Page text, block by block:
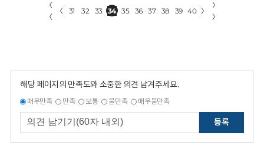
〈
〈
〈 31 32 33 34 35 36 37 38 39 40 〉
〉
〉
해당 페이지의 만족도와 소중한 의견 남겨주세요.
매우만족 만족 보통 불만족 매우불만족
등록